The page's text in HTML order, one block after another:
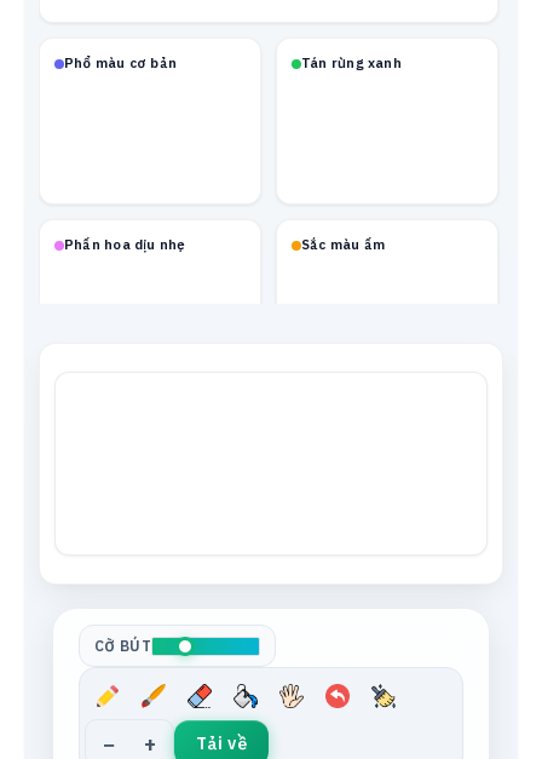
Phổ màu cơ bản Tán rừng xanh
Phấn hoa dịu nhẹ Sắc màu ấm
CỠ BÚT
− + Tải về